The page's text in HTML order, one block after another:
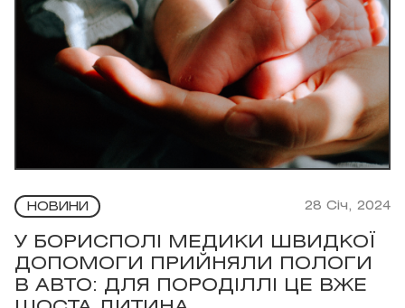
НОВИНИ 28 Січ, 2024
У БОРИСПОЛІ МЕДИКИ ШВИДКОЇ
ДОПОМОГИ ПРИЙНЯЛИ ПОЛОГИ
В АВТО: ДЛЯ ПОРОДІЛЛІ ЦЕ ВЖЕ